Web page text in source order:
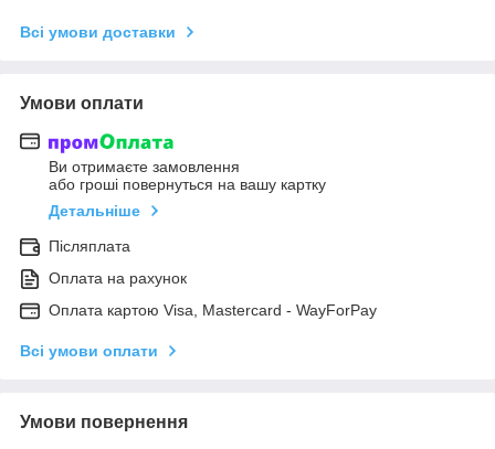
Всі умови доставки
Умови оплати
Ви отримаєте замовлення
або гроші повернуться на вашу картку
Детальніше
Післяплата
Оплата на рахунок
Оплата картою Visa, Mastercard - WayForPay
Всі умови оплати
Умови повернення